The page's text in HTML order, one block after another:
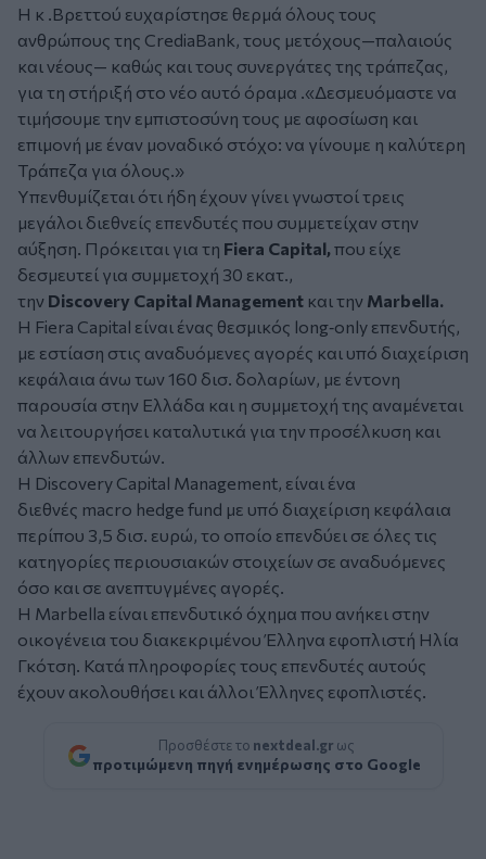
Η κ .Βρεττού ευχαρίστησε θερμά όλους τους
ανθρώπους της CrediaBank, τους μετόχους—παλαιούς
και νέους— καθώς και τους συνεργάτες της τράπεζας,
για τη στήριξή στο νέο αυτό όραμα .«Δεσμευόμαστε να
τιμήσουμε την εμπιστοσύνη τους με αφοσίωση και
επιμονή με έναν μοναδικό στόχο: να γίνουμε η καλύτερη
Τράπεζα για όλους.»
Υπενθυμίζεται ότι ήδη έχουν γίνει γνωστοί τρεις
μεγάλοι διεθνείς επενδυτές που συμμετείχαν στην
αύξηση. Πρόκειται για τη Fiera Capital,που είχε
δεσμευτεί για συμμετοχή 30 εκατ.,
την Discovery Capital Management και την Marbella.
Η Fiera Capital είναι ένας θεσμικός long‑only επενδυτής,
με εστίαση στις αναδυόμενες αγορές και υπό διαχείριση
κεφάλαια άνω των 160 δισ. δολαρίων, με έντονη
παρουσία στην Ελλάδα και η συμμετοχή της αναμένεται
να λειτουργήσει καταλυτικά για την προσέλκυση και
άλλων επενδυτών.
Η Discovery Capital Management, είναι ένα
διεθνές macro hedge fund με υπό διαχείριση κεφάλαια
περίπου 3,5 δισ. ευρώ, το οποίο επενδύει σε όλες τις
κατηγορίες περιουσιακών στοιχείων σε αναδυόμενες
όσο και σε ανεπτυγμένες αγορές.
Η Marbella είναι επενδυτικό όχημα που ανήκει στην
οικογένεια του διακεκριμένου Έλληνα εφοπλιστή Ηλία
Γκότση. Κατά πληροφορίες τους επενδυτές αυτούς
έχουν ακολουθήσει και άλλοι Έλληνες εφοπλιστές.
Προσθέστε το nextdeal.gr ως
προτιμώμενη πηγή ενημέρωσης στο Google